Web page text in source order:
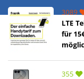
3089
LTE
für
355